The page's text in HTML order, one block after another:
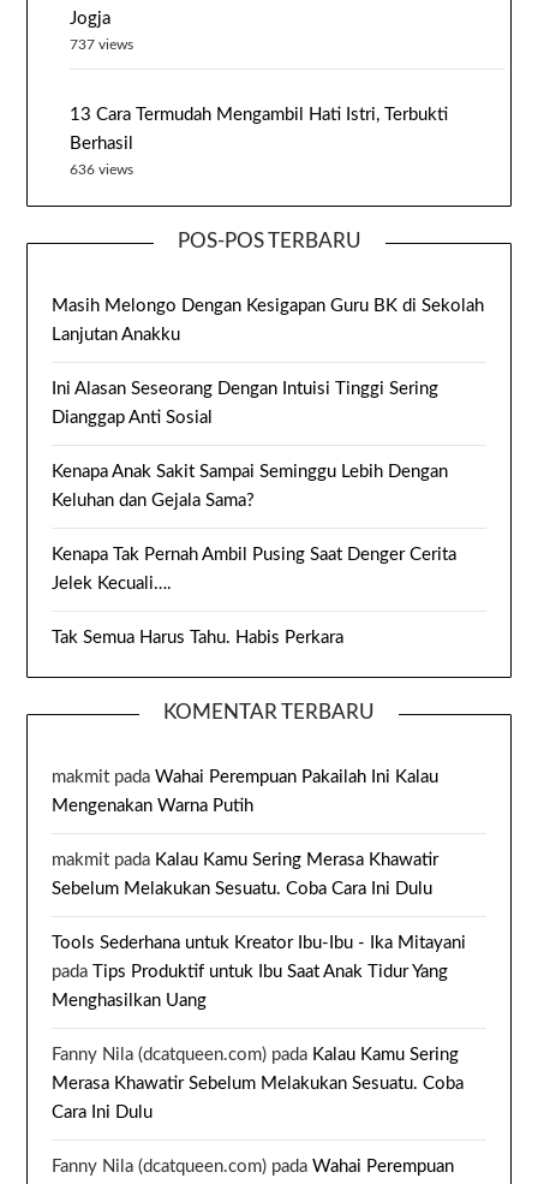
Jogja
737 views
13 Cara Termudah Mengambil Hati Istri, Terbukti
Berhasil
636 views
POS-POS TERBARU
Masih Melongo Dengan Kesigapan Guru BK di Sekolah
Lanjutan Anakku
Ini Alasan Seseorang Dengan Intuisi Tinggi Sering
Dianggap Anti Sosial
Kenapa Anak Sakit Sampai Seminggu Lebih Dengan
Keluhan dan Gejala Sama?
Kenapa Tak Pernah Ambil Pusing Saat Denger Cerita
Jelek Kecuali….
Tak Semua Harus Tahu. Habis Perkara
KOMENTAR TERBARU
makmit padaWahai Perempuan Pakailah Ini Kalau
Mengenakan Warna Putih
makmit pada Kalau Kamu Sering Merasa Khawatir
Sebelum Melakukan Sesuatu. Coba Cara Ini Dulu
Tools Sederhana untuk Kreator Ibu-Ibu - Ika Mitayani
pada
Tips Produktif untuk Ibu Saat Anak Tidur Yang
Menghasilkan Uang
Fanny Nila (dcatqueen.com) pada Kalau Kamu Sering
Merasa Khawatir Sebelum Melakukan Sesuatu. Coba
Cara Ini Dulu
Fanny Nila (dcatqueen.com) padaWahai Perempuan